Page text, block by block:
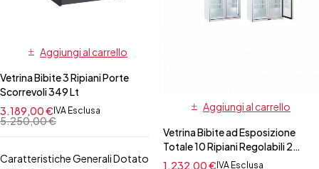
Aggiungi al carrello
Vetrina Bibite 3 Ripiani Porte
Scorrevoli 349 Lt
5.250,00€
3.189,00€IVA Esclusa
Caratteristiche Generali Dotato
Aggiungi al carrello
Vetrina Bibite ad Esposizione
Totale 10 Ripiani Regolabili 2
Porte Battenti 1050 Lt
1.232,00€ IVA Esclusa